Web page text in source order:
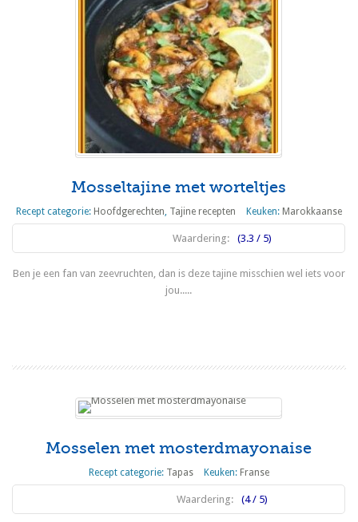
Mosseltajine met worteltjes
Recept categorie: Hoofdgerechten, Tajine recepten Keuken: Marokkaanse
Waardering: (3.3 / 5)
Ben je een fan van zeevruchten, dan is deze tajine misschien wel iets voor
jou.....
Mosselen met mosterdmayonaise
Recept categorie: Tapas Keuken: Franse
Waardering: (4 / 5)